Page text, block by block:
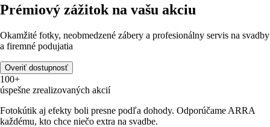
Prémiový zážitok na vašu akciu
Okamžité fotky, neobmedzené zábery a profesionálny servis na svadby
a firemné podujatia
Overiť dostupnosť
100+
úspešne zrealizovaných akcií
Fotokútik aj efekty boli presne podľa dohody. Odporúčame ARRA
každému, kto chce niečo extra na svadbe.